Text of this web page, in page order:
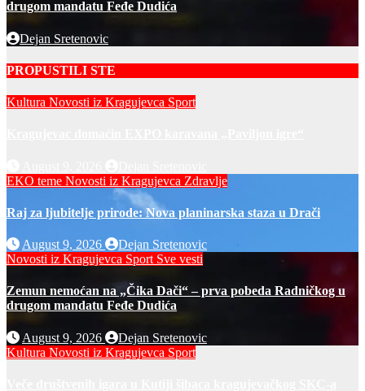
drugom mandatu Feđe Dudića
Dejan Sretenovic
PROPUSTILI STE
Kultura Novosti iz Kragujevca Sport
EKO teme Novosti iz Kragujevca Zdravlje
Raj za ljubitelje prirode: Nova planinarska staza u Drači
August 9, 2026
Dejan Sretenovic
Novosti iz Kragujevca Sport Sve vesti
Zemun nemoćan na „Čika Dači“ – prva pobeda Radničkog u
drugom mandatu Feđe Dudića
August 9, 2026
Dejan Sretenovic
Kultura Novosti iz Kragujevca Sport